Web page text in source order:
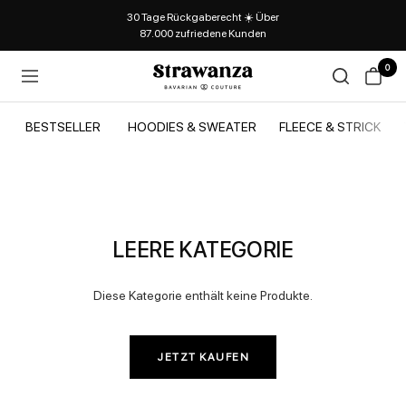
30 Tage Rückgaberecht ☀️ Über
87.000 zufriedene Kunden
Navigation
Strawanza 0
BESTSELLER HOODIES & SWEATER FLEECE & STRICK
LEERE KATEGORIE
Diese Kategorie enthält keine Produkte.
JETZT KAUFEN